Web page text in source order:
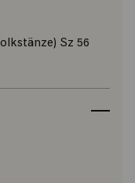
Sz 56